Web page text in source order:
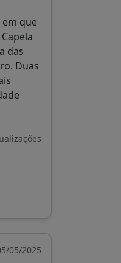
que
das
Duas
05/2025